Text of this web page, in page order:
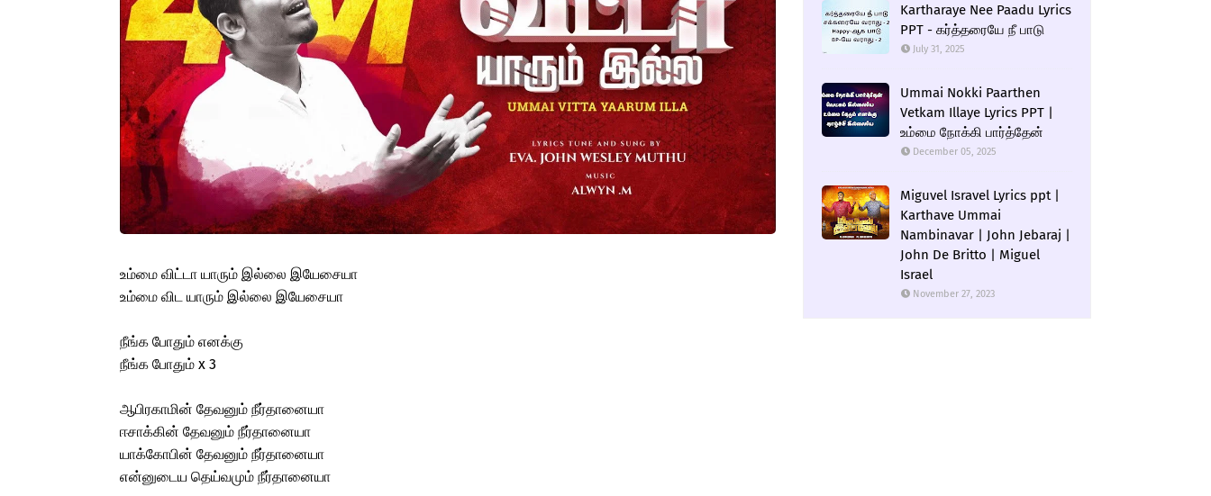
உம்மை விட்டா யாரும் இல்லை இயேசையா
உம்மை விட யாரும் இல்லை இயேசையா
நீங்க போதும் எனக்கு
நீங்க போதும் x 3
ஆபிரகாமின் தேவனும் நீர்தானையா
ஈசாக்கின் தேவனும் நீர்தானையா
யாக்கோபின் தேவனும் நீர்தானையா
என்னுடைய தெய்வமும் நீர்தானையா
Kartharaye Nee Paadu Lyrics
PPT - கர்த்தரையே நீ பாடு
July 31, 2025
Ummai Nokki Paarthen
Vetkam Illaye Lyrics PPT |
உம்மை நோக்கி பார்த்தேன்
December 05, 2025
Miguvel Isravel Lyrics ppt |
Karthave Ummai
Nambinavar | John Jebaraj |
John De Britto | Miguel
Israel
November 27, 2023